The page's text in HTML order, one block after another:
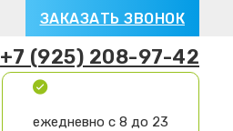
ЗАКАЗАТЬ ЗВОНОК
+7 (925) 208-97-42
ежедневно с 8 до 23